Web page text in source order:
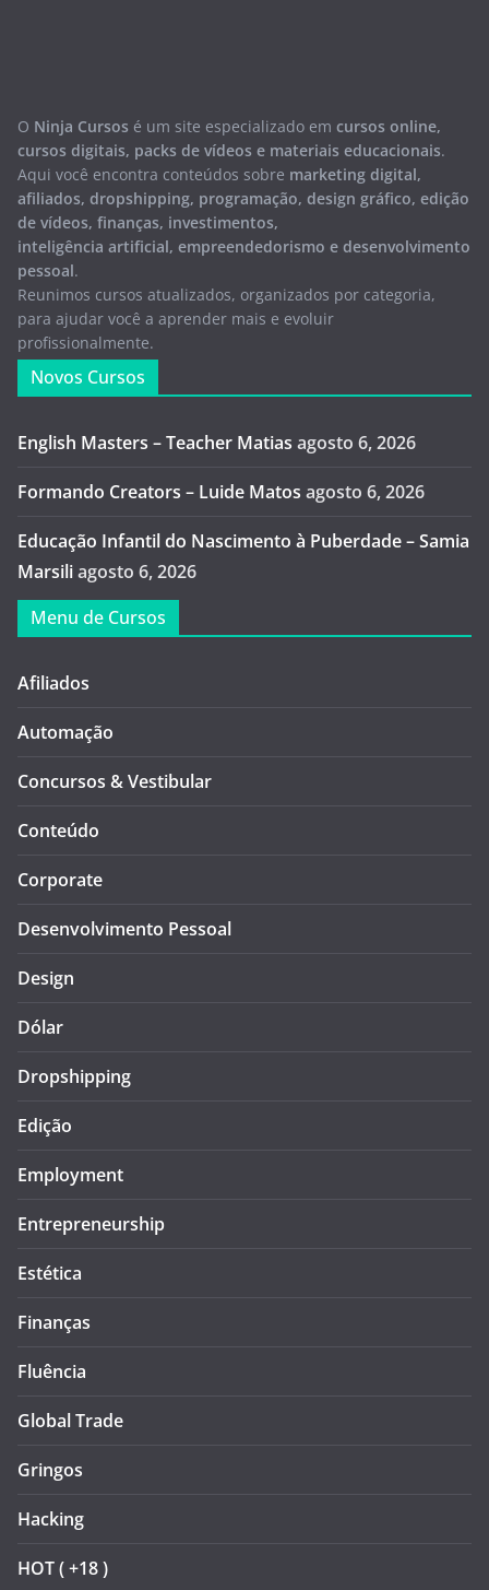
O Ninja Cursos é um site especializado em cursos online,
cursos digitais, packs de vídeos e materiais educacionais.
Aqui você encontra conteúdos sobre marketing digital,
afiliados, dropshipping, programação, design gráfico, edição
de vídeos, finanças, investimentos,
inteligência artificial, empreendedorismo e desenvolvimento
pessoal.
Reunimos cursos atualizados, organizados por categoria,
para ajudar você a aprender mais e evoluir
profissionalmente.
Novos Cursos
English Masters – Teacher Matias agosto 6, 2026
Formando Creators – Luide Matos agosto 6, 2026
Educação Infantil do Nascimento à Puberdade – Samia
Marsiliagosto 6, 2026
Menu de Cursos
Afiliados
Automação
Concursos & Vestibular
Conteúdo
Corporate
Desenvolvimento Pessoal
Design
Dólar
Dropshipping
Edição
Employment
Entrepreneurship
Estética
Finanças
Fluência
Global Trade
Gringos
Hacking
HOT ( +18 )